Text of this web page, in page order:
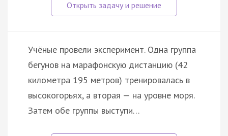
Учёные провели эксперимент. Одна группа
бегунов на марафонскую дистанцию (42
километра 195 метров) тренировалась в
высокогорьях, а вторая — на уровне моря.
Затем обе группы выступи…